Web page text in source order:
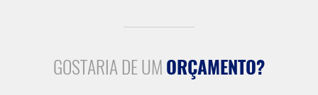
GOSTARIA DE UMORÇAMENTO?